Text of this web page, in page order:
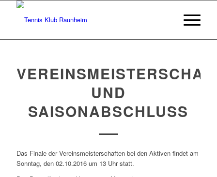
UND
SAISONABSCHLUSS
Das Finale der Vereinsmeisterschaften bei den Aktiven findet am
Sonntag, den 02.10.2016 um 13 Uhr statt.